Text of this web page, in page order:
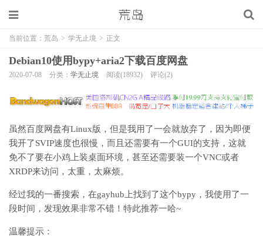
当前位置： 荒岛 > 学无止境 > 正文
Debian10使用bypy+aria2下载百度网盘
2020-07-08 分类： 学无止境 阅读(18932) 评论(2)
虽然百度网盘有Linux版，但是我用了一会就放弃了，因为即便
我开了SVIP速度也很慢，而且还需要有一个GUI的支持，这就
免不了要在小鸡上装桌面环境，甚至还需要装一个VNC或者
XRDP来访问，太重，太麻烦。
经过我的一番搜索，在gayhub上找到了这个bypy，我使用了一
段时间，发现效果非常不错！特此推荐一哈~
温馨提示：